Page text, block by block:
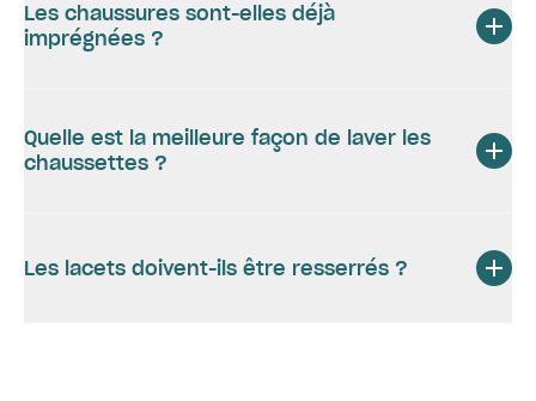
Les chaussures sont-elles déjà
imprégnées ?
Quelle est la meilleure façon de laver les
chaussettes ?
Les lacets doivent-ils être resserrés ?